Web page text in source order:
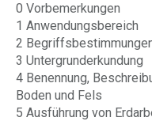
0 Vorbemerkungen
1 Anwendungsbereich
2
3 Untergrunderkundung
4 Benennung,
Boden und Fels
5 Ausführung von